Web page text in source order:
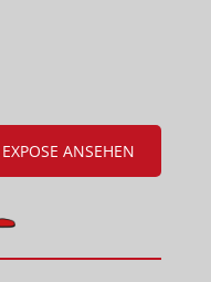
EXPOSE ANSEHEN